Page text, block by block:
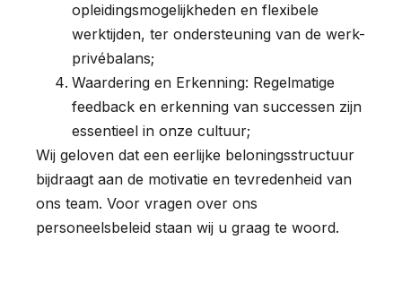
opleidingsmogelijkheden en flexibele
werktijden, ter ondersteuning van de werk-
privébalans;
Waardering en Erkenning: Regelmatige
feedback en erkenning van successen zijn
essentieel in onze cultuur;
Wij geloven dat een eerlijke beloningsstructuur
bijdraagt aan de motivatie en tevredenheid van
ons team. Voor vragen over ons
personeelsbeleid staan wij u graag te woord.